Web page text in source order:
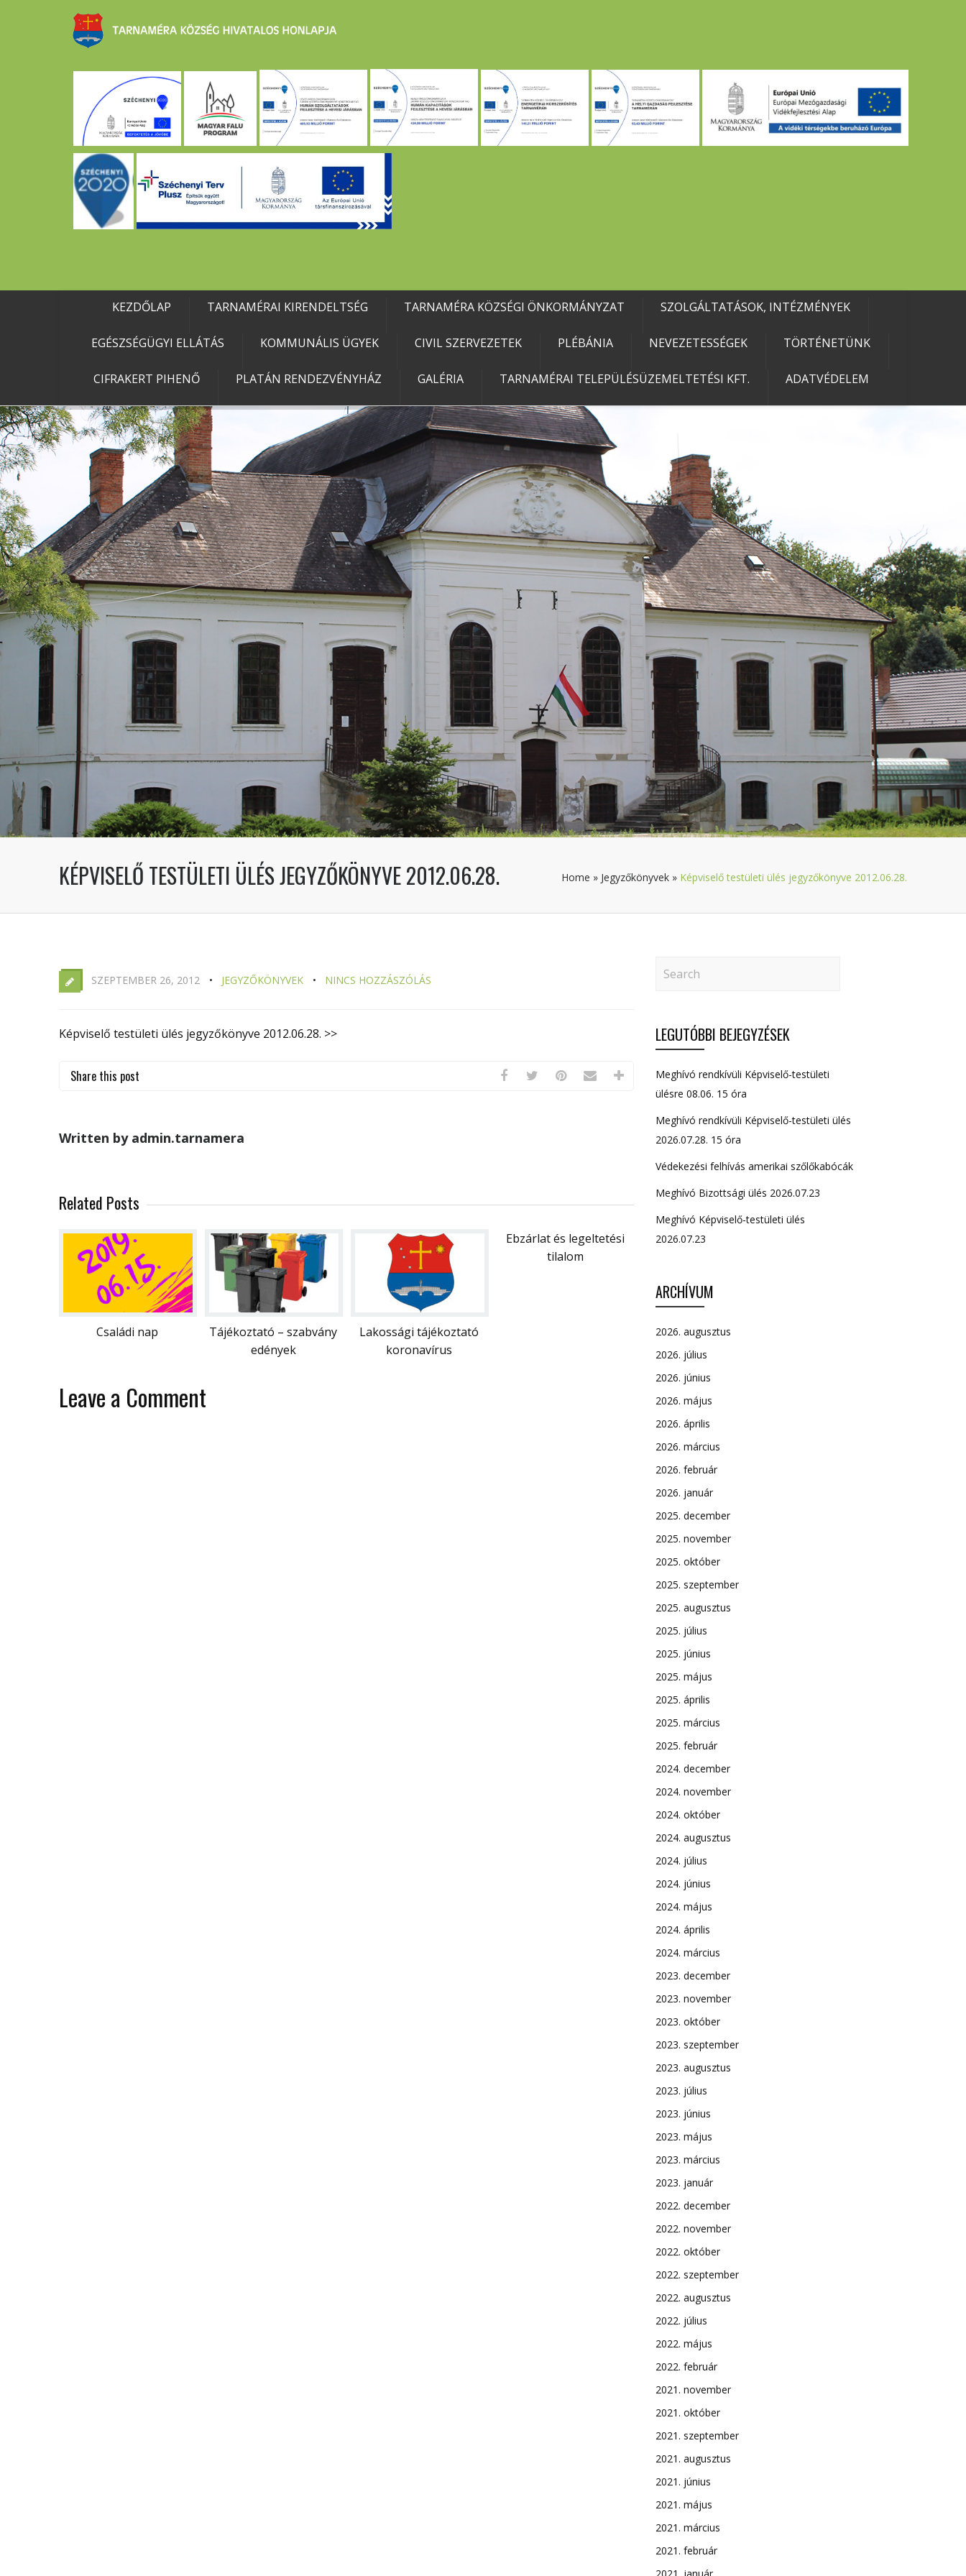
KEZDŐLAP TARNAMÉRAI KIRENDELTSÉG TARNAMÉRA KÖZSÉGI ÖNKORMÁNYZAT SZOLGÁLTATÁSOK, INTÉZMÉNYEK
EGÉSZSÉGÜGYI ELLÁTÁS KOMMUNÁLIS ÜGYEK CIVIL SZERVEZETEK PLÉBÁNIA NEVEZETESSÉGEK TÖRTÉNETÜNK
CIFRAKERT PIHENŐ PLATÁN RENDEZVÉNYHÁZ GALÉRIA TARNAMÉRAI TELEPÜLÉSÜZEMELTETÉSI KFT. ADATVÉDELEM
KÉPVISELŐ TESTÜLETI ÜLÉS JEGYZŐKÖNYVE 2012.06.28. Home » Jegyzőkönyvek » Képviselő testületi ülés jegyzőkönyve 2012.06.28.
SZEPTEMBER 26, 2012 JEGYZŐKÖNYVEK NINCS HOZZÁSZÓLÁS
Képviselő testületi ülés jegyzőkönyve 2012.06.28. >>
Share this post
Written by admin.tarnamera
Related Posts
Családi nap
Tájékoztató – szabvány
edények
Lakossági tájékoztató
koronavírus
Ebzárlat és legeltetési
tilalom
Leave a Comment
LEGUTÓBBI BEJEGYZÉSEK
Meghívó rendkívüli Képviselő-testületi
ülésre 08.06. 15 óra
Meghívó rendkívüli Képviselő-testületi ülés
2026.07.28. 15 óra
Védekezési felhívás amerikai szőlőkabócák
Meghívó Bizottsági ülés 2026.07.23
Meghívó Képviselő-testületi ülés
2026.07.23
ARCHÍVUM
2026. augusztus
2026. július
2026. június
2026. május
2026. április
2026. március
2026. február
2026. január
2025. december
2025. november
2025. október
2025. szeptember
2025. augusztus
2025. július
2025. június
2025. május
2025. április
2025. március
2025. február
2024. december
2024. november
2024. október
2024. augusztus
2024. július
2024. június
2024. május
2024. április
2024. március
2023. december
2023. november
2023. október
2023. szeptember
2023. augusztus
2023. július
2023. június
2023. május
2023. március
2023. január
2022. december
2022. november
2022. október
2022. szeptember
2022. augusztus
2022. július
2022. május
2022. február
2021. november
2021. október
2021. szeptember
2021. augusztus
2021. június
2021. május
2021. március
2021. február